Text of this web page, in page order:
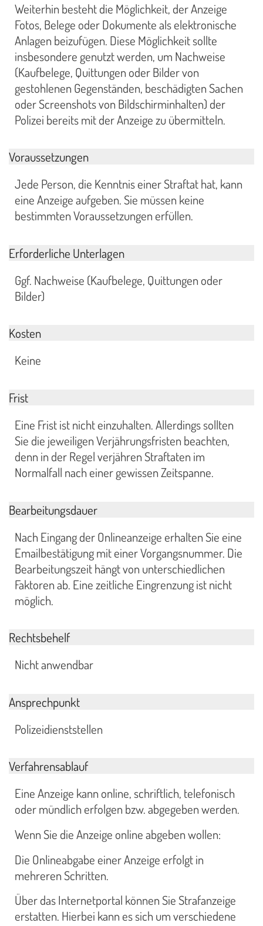
Weiterhin besteht die Möglichkeit, der Anzeige
Fotos, Belege oder Dokumente als elektronische
Anlagen beizufügen. Diese Möglichkeit sollte
insbesondere genutzt werden, um Nachweise
(Kaufbelege, Quittungen oder Bilder von
gestohlenen Gegenständen, beschädigten Sachen
oder Screenshots von Bildschirminhalten) der
Polizei bereits mit der Anzeige zu übermitteln.
Voraussetzungen
Jede Person, die Kenntnis einer Straftat hat, kann
eine Anzeige aufgeben. Sie müssen keine
bestimmten Voraussetzungen erfüllen.
Erforderliche Unterlagen
Ggf. Nachweise (Kaufbelege, Quittungen oder
Bilder)
Kosten
Keine
Frist
Eine Frist ist nicht einzuhalten. Allerdings sollten
Sie die jeweiligen Verjährungsfristen beachten,
denn in der Regel verjähren Straftaten im
Normalfall nach einer gewissen Zeitspanne.
Bearbeitungsdauer
Nach Eingang der Onlineanzeige erhalten Sie eine
Emailbestätigung mit einer Vorgangsnummer. Die
Bearbeitungszeit hängt von unterschiedlichen
Faktoren ab. Eine zeitliche Eingrenzung ist nicht
möglich.
Rechtsbehelf
Nicht anwendbar
Ansprechpunkt
Polizeidienststellen
Verfahrensablauf
Eine Anzeige kann online, schriftlich, telefonisch
oder mündlich erfolgen bzw. abgegeben werden.
Wenn Sie die Anzeige online abgeben wollen:
Die Onlineabgabe einer Anzeige erfolgt in
mehreren Schritten.
Über das Internetportal können Sie Strafanzeige
erstatten. Hierbei kann es sich um verschiedene